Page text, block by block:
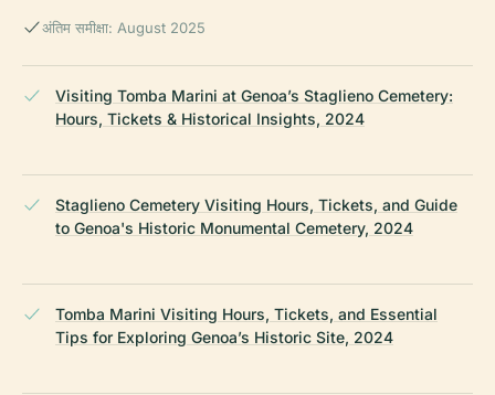
अंतिम समीक्षा: August 2025
Visiting Tomba Marini at Genoa’s Staglieno Cemetery:
Hours, Tickets & Historical Insights, 2024
Staglieno Cemetery Visiting Hours, Tickets, and Guide
to Genoa's Historic Monumental Cemetery, 2024
Tomba Marini Visiting Hours, Tickets, and Essential
Tips for Exploring Genoa’s Historic Site, 2024